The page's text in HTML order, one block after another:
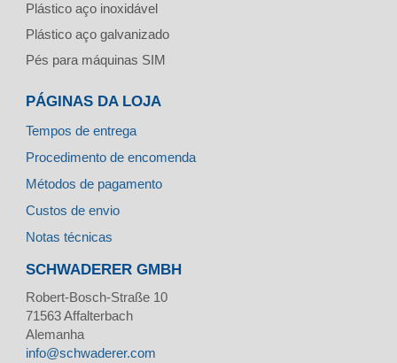
Plástico aço inoxidável
Plástico aço galvanizado
Pés para máquinas SIM
PÁGINAS DA LOJA
Tempos de entrega
Procedimento de encomenda
Métodos de pagamento
Custos de envio
Notas técnicas
SCHWADERER GMBH
Robert-Bosch-Straße 10
71563Affalterbach
Alemanha
info@schwaderer.com